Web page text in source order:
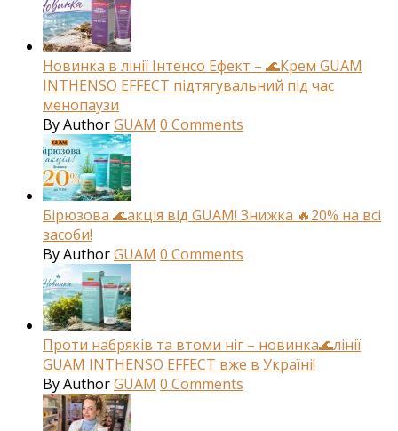
Новинка в лінії Інтенсо Ефект – 🌊Крем GUAM
INTHENSO EFFECT підтягувальний під час
менопаузи
ByAuthorGUAM 0 Comments
Бірюзова 🌊акція від GUAM! Знижка 🔥20% на всі
засоби!
ByAuthorGUAM 0 Comments
Проти набряків та втоми ніг – новинка🌊лінії
GUAM INTHENSO EFFECT вже в Україні!
ByAuthorGUAM 0 Comments